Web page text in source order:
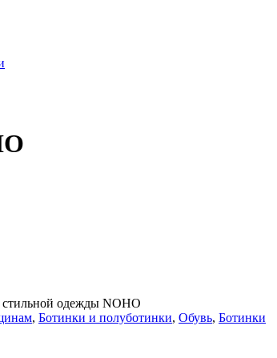
одежды NOHO
, Ботинки и полуботинки, Обувь, Ботинки